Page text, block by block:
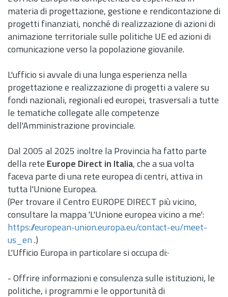
materia di progettazione, gestione e rendicontazione di
progetti finanziati, nonché di realizzazione di azioni di
animazione territoriale sulle politiche UE ed azioni di
comunicazione verso la popolazione giovanile.
L'ufficio si avvale di una lunga esperienza nella
progettazione e realizzazione di progetti a valere su
fondi nazionali, regionali ed europei, trasversali a tutte
le tematiche collegate alle competenze
dell'Amministrazione provinciale.
Dal 2005 al 2025 inoltre la Provincia ha fatto parte
della rete Europe Direct in Italia, che a sua volta
faceva parte di una rete europea di centri, attiva in
tutta l'Unione Europea.
(Per trovare il Centro EUROPE DIRECT più vicino,
consultare la mappa 'L'Unione europea vicino a me':
https://european-union.europa.eu/contact-eu/meet-
us_en .)
L'Ufficio Europa in particolare si occupa di:·
- Offrire informazioni e consulenza sulle istituzioni, le
politiche, i programmi e le opportunità di